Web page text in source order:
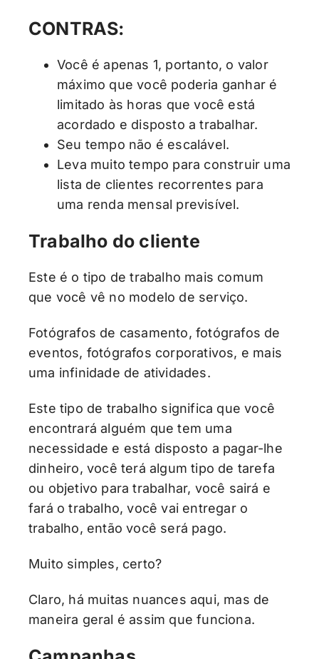
CONTRAS:
Você é apenas 1, portanto, o valor
máximo que você poderia ganhar é
limitado às horas que você está
acordado e disposto a trabalhar.
Seu tempo não é escalável.
Leva muito tempo para construir uma
lista de clientes recorrentes para
uma renda mensal previsível.
Trabalho do cliente
Este é o tipo de trabalho mais comum
que você vê no modelo de serviço.
Fotógrafos de casamento, fotógrafos de
eventos, fotógrafos corporativos, e mais
uma infinidade de atividades.
Este tipo de trabalho significa que você
encontrará alguém que tem uma
necessidade e está disposto a pagar-lhe
dinheiro, você terá algum tipo de tarefa
ou objetivo para trabalhar, você sairá e
fará o trabalho, você vai entregar o
trabalho, então você será pago.
Muito simples, certo?
Claro, há muitas nuances aqui, mas de
maneira geral é assim que funciona.